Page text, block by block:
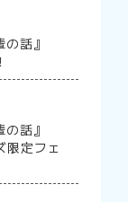
話』
話』
定フェ